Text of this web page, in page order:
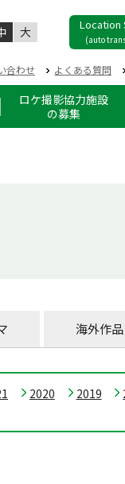
大 Location
(auto
合わせ よくある質問
ロケ撮影協力施設
の募集
海外作品
2020 2019